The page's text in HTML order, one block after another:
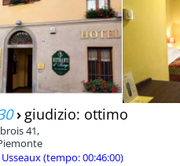
› giudizio: ottimo
41,
(tempo: 00:46:00)